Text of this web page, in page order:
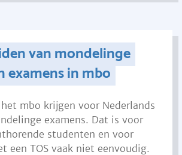
van mondelinge
examens in mbo
mbo krijgen voor Nederlands
examens. Dat is voor
studenten en voor
een TOS vaak niet eenvoudig.